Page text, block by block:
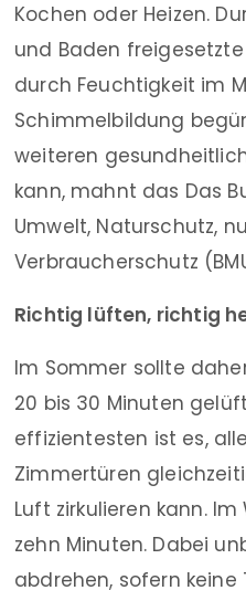
Kochen oder Heizen.
und Baden
durch Feuchtigkeit im
Schimmelbildung
weiteren
kann, mahnt das Das
Umwelt, Naturschutz,
Verbraucherschutz
Richtig lüften, richtig
Im Sommer sollte
20 bis 30 Minuten
effizientesten ist es,
Zimmertüren
Luft zirkulieren kann.
zehn Minuten. Dabei
abdrehen, sofern